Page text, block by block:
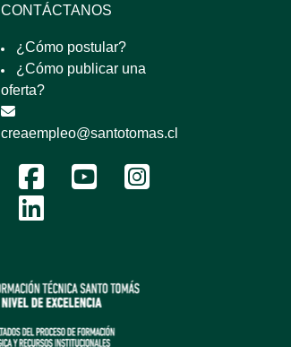
CONTÁCTANOS
¿Cómo postular?
¿Cómo publicar una
oferta?
creaempleo@santotomas.cl